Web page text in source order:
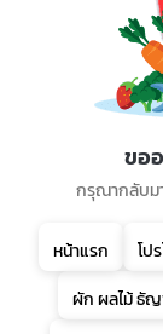
ขอ
กรุณากลับม
หน้าแรก โป
ผัก ผลไม้ ธั